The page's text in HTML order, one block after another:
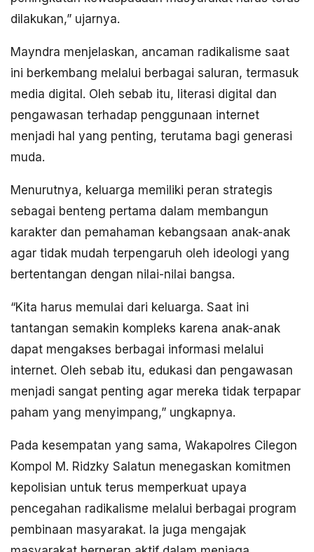
dilakukan,” ujarnya.
Mayndra menjelaskan, ancaman radikalisme saat
ini berkembang melalui berbagai saluran, termasuk
media digital. Oleh sebab itu, literasi digital dan
pengawasan terhadap penggunaan internet
menjadi hal yang penting, terutama bagi generasi
muda.
Menurutnya, keluarga memiliki peran strategis
sebagai benteng pertama dalam membangun
karakter dan pemahaman kebangsaan anak-anak
agar tidak mudah terpengaruh oleh ideologi yang
bertentangan dengan nilai-nilai bangsa.
“Kita harus memulai dari keluarga. Saat ini
tantangan semakin kompleks karena anak-anak
dapat mengakses berbagai informasi melalui
internet. Oleh sebab itu, edukasi dan pengawasan
menjadi sangat penting agar mereka tidak terpapar
paham yang menyimpang,” ungkapnya.
Pada kesempatan yang sama, Wakapolres Cilegon
Kompol M. Ridzky Salatun menegaskan komitmen
kepolisian untuk terus memperkuat upaya
pencegahan radikalisme melalui berbagai program
pembinaan masyarakat. Ia juga mengajak